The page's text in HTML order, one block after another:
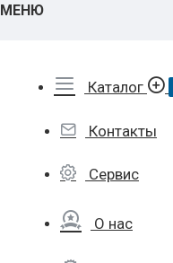
МЕНЮ
Каталог
Контакты
Сервис
О нас